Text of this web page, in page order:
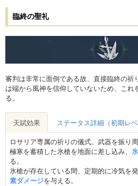
臨終の聖礼
審判は非常に面倒である故、直接臨終の祈
は端から風神を信仰していないため、これ
る。
天賦効果
ステータス詳細（初期レベ
ロサリア専属の祈りの儀式。武器を振り
極寒を蓄積した氷槍を地面に差し込み、
る。
氷槍が存在している間、定期的に冷気を
素ダメージを与える。